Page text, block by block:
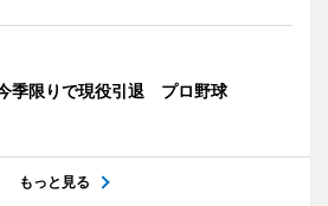
季限りで現役引退 プロ野球
もっと見る